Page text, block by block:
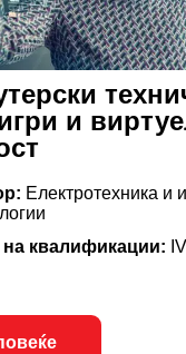
и
Електротехника и
квалификации: IV